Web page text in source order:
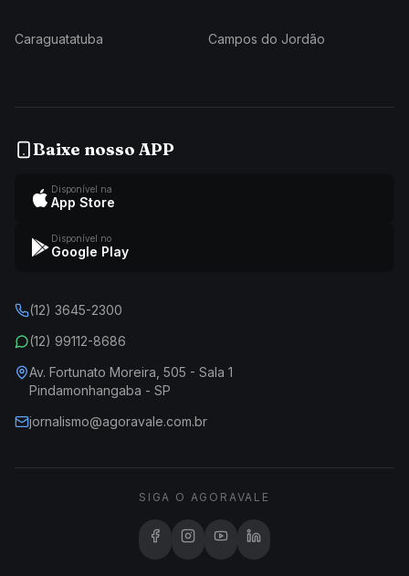
Caraguatatuba Campos do Jordão
Baixe nosso APP
Disponível na
App Store
Disponível no
Google Play
(12) 3645-2300
(12) 99112-8686
Av. Fortunato Moreira, 505 - Sala 1
Pindamonhangaba - SP
jornalismo@agoravale.com.br
SIGA O AGORAVALE